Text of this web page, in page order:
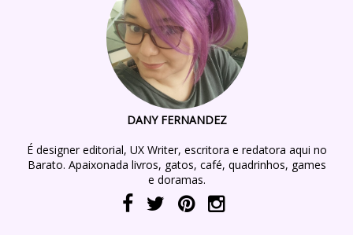
DANY FERNANDEZ
É designer editorial, UX Writer, escritora e redatora aqui no
Barato. Apaixonada livros, gatos, café, quadrinhos, games
e doramas.